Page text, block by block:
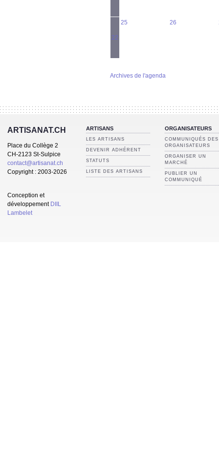
22
25 26
Archives de l'agenda
ARTISANAT.CH
Place du Collège 2
CH-2123 St-Sulpice
contact@artisanat.ch
Copyright : 2003-2026
Conception et
développement DIIL
Lambelet
ARTISANS
LES ARTISANS
DEVENIR ADHÉRENT
STATUTS
LISTE DES ARTISANS
ORGANISATEURS
COMMUNIQUÉS DES
ORGANISATEURS
ORGANISER UN
MARCHÉ
PUBLIER UN
COMMUNIQUÉ